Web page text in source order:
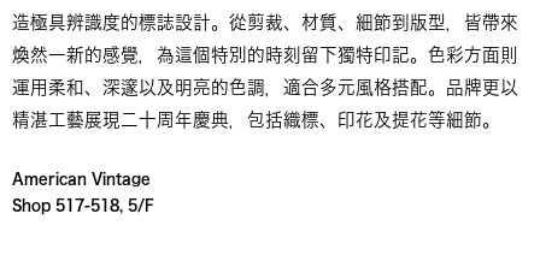
造極具辨識度的標誌設計。從剪裁、材質、細節到版型，皆帶來
煥然一新的感覺，為這個特別的時刻留下獨特印記。色彩方面則
運用柔和、深邃以及明亮的色調，適合多元風格搭配。品牌更以
精湛工藝展現二十周年慶典，包括織標、印花及提花等細節。
American Vintage
Shop 517-518, 5/F